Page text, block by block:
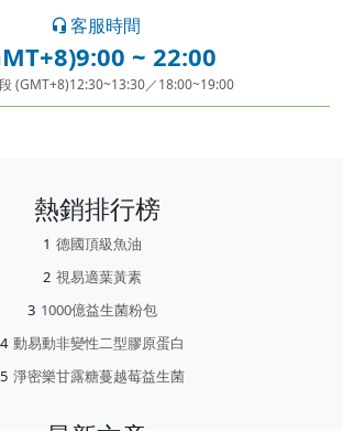
客服時間
~ 22:00
(GMT+8)12:30~13:30／18:00~19:00
熱銷排行榜
德國頂級魚油
視易適葉黃素
1000億益生菌粉包
動易動非變性二型膠原蛋白
淨密樂甘露糖蔓越莓益生菌